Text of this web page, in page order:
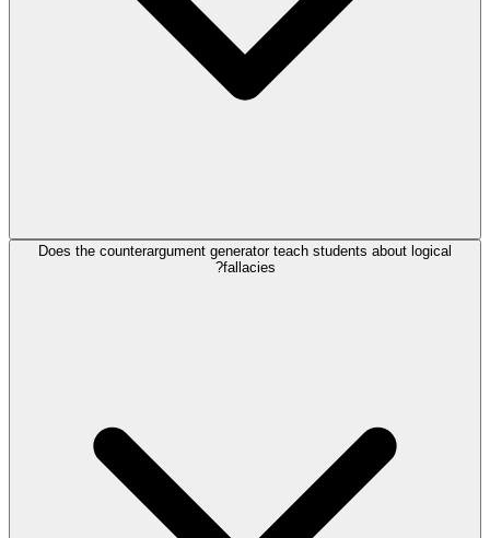
Does the counterargument generator teach students about logical
fallacies?